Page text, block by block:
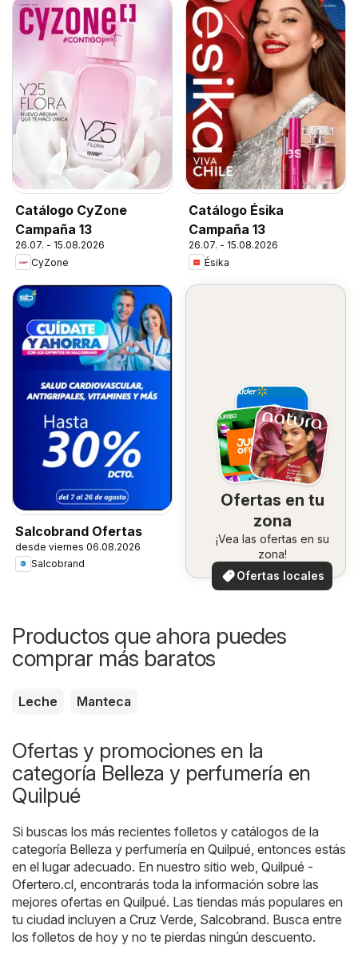
Catálogo CyZone
Campaña 13
26.07. - 15.08.2026
CyZone
Catálogo Ésika
Campaña 13
26.07. - 15.08.2026
Ésika
Salcobrand Ofertas
desde viernes 06.08.2026
Salcobrand
Ofertas en tu
zona
¡Vea las ofertas en su
zona!
Ofertas locales
Productos que ahora puedes
comprar más baratos
Leche Manteca
Ofertas y promociones en la
categoría Belleza y perfumería en
Quilpué
Si buscas los más recientes folletos y catálogos de la
categoría Belleza y perfumería en Quilpué, entonces estás
en el lugar adecuado. En nuestro sitio web, Quilpué -
Ofertero.cl , encontrarás toda la información sobre las
mejores ofertas en Quilpué. Las tiendas más populares en
tu ciudad incluyen a Cruz Verde Salcobrand. Busca entre
los folletos de hoy y no te pierdas ningún descuento.